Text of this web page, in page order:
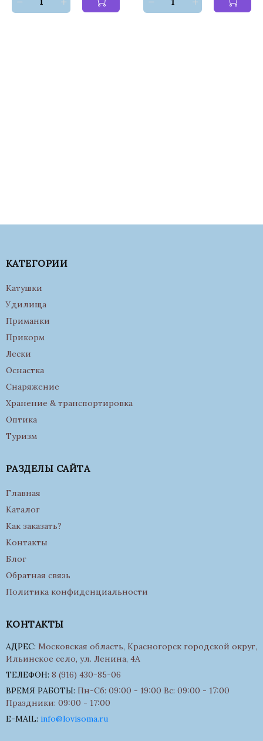
КАТЕГОРИИ
Катушки
Удилища
Приманки
Прикорм
Лески
Оснастка
Снаряжение
Хранение & транспортировка
Оптика
Туризм
РАЗДЕЛЫ САЙТА
Главная
Каталог
Как заказать?
Контакты
Блог
Обратная связь
Политика конфиденциальности
КОНТАКТЫ
АДРЕС: Московская область, Красногорск городской округ,
Ильинское село, ул. Ленина, 4А
ТЕЛЕФОН: 8 (916) 430-85-06
ВРЕМЯ РАБОТЫ: Пн-Сб: 09:00 - 19:00 Вс: 09:00 - 17:00
Праздники: 09:00 - 17:00
E-MAIL: info@lovisoma.ru